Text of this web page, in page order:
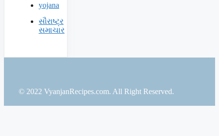
yojana
સૌરાષ્ટ્ર
સમાચાર
© 2022 VyanjanRecipes.com. All Right Reserved.